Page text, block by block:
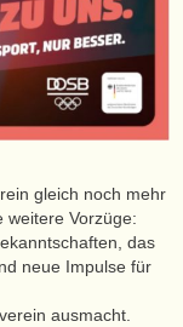
gleich noch mehr
weitere Vorzüge:
das
neue Impulse für
ausmacht.